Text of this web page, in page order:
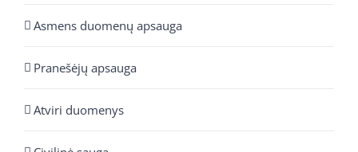
Asmens duomenų apsauga
Pranešėjų apsauga
Atviri duomenys